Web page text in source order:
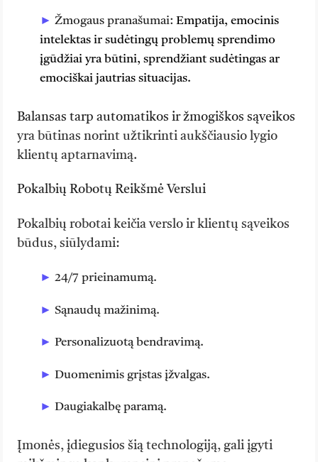
Žmogaus pranašumai: Empatija, emocinis
intelektas ir sudėtingų problemų sprendimo
įgūdžiai yra būtini, sprendžiant sudėtingas ar
emociškai jautrias situacijas.
Balansas tarp automatikos ir žmogiškos sąveikos
yra būtinas norint užtikrinti aukščiausio lygio
klientų aptarnavimą.
Pokalbių Robotų Reikšmė Verslui
Pokalbių robotai keičia verslo ir klientų sąveikos
būdus, siūlydami:
24/7 prieinamumą.
Sąnaudų mažinimą.
Personalizuotą bendravimą.
Duomenimis grįstas įžvalgas.
Daugiakalbę paramą.
Įmonės, įdiegusios šią technologiją, gali įgyti